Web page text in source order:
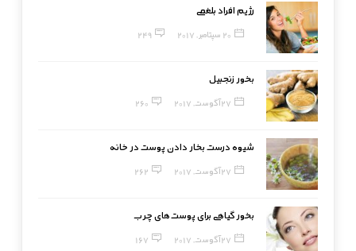
رژیم افراد بلغمی
20 سپتامبر, 2017 249
بخور زنجبیل
27 آگوست, 2017 260
شیوه درست بخار دادن پوست در خانه
27 آگوست, 2017 262
بخور گیاهی برای پوست‌های چرب
27 آگوست, 2017 167